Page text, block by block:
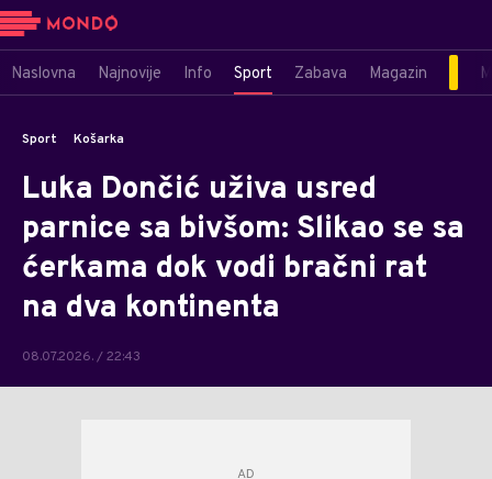
Naslovna Najnovije Info Sport Zabava Magazin
Sport Košarka
Luka Dončić uživa usred
parnice sa bivšom: Slikao se sa
ćerkama dok vodi bračni rat
na dva kontinenta
08.07.2026. / 22:43